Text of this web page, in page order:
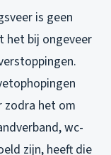
is geen
het bij ongeveer
zodra het om
wc-
zijn, heeft die